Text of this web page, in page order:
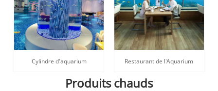
Cylindre d'aquarium Restaurant de l'Aquarium
Produits chauds